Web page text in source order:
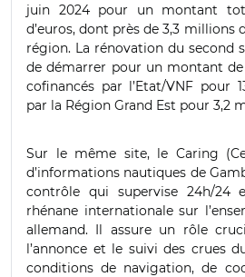
juin 2024 pour un montant
d’euros, dont près de 3,3 millions
région. La rénovation du second
de démarrer pour un montant de
cofinancés par l’Etat/VNF pour
par la Région Grand Est pour 3,2
Sur le même site, le Caring
d’informations nautiques de
contrôle qui supervise 24h/24
rhénane internationale sur
allemand. Il assure un rôle
l’annonce et le suivi des crues
conditions de navigation, de